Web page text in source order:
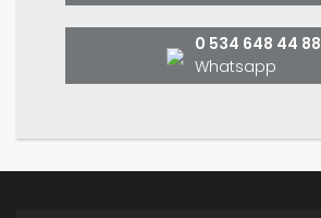
0 534 648 44 88
Whatsapp